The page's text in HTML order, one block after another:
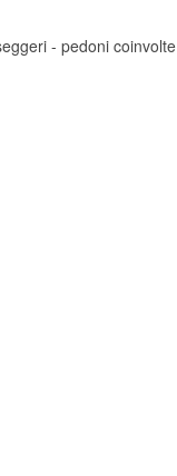
- pedoni coinvolte